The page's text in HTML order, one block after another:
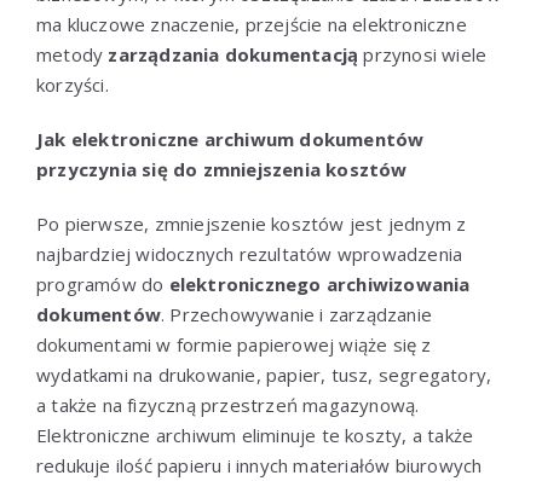
ma kluczowe znaczenie, przejście na elektroniczne
metody zarządzania dokumentacją przynosi wiele
korzyści.
Jak elektroniczne archiwum dokumentów
przyczynia się do zmniejszenia kosztów
Po pierwsze, zmniejszenie kosztów jest jednym z
najbardziej widocznych rezultatów wprowadzenia
programów do elektronicznego archiwizowania
dokumentów. Przechowywanie i zarządzanie
dokumentami w formie papierowej wiąże się z
wydatkami na drukowanie, papier, tusz, segregatory,
a także na fizyczną przestrzeń magazynową.
Elektroniczne archiwum eliminuje te koszty, a także
redukuje ilość papieru i innych materiałów biurowych